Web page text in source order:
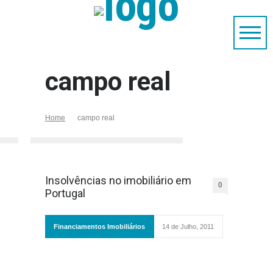
campo real
Home campo real
Insolvências no imobiliário em
Portugal
0
Financiamentos Imobiliários 14 de Julho, 2011